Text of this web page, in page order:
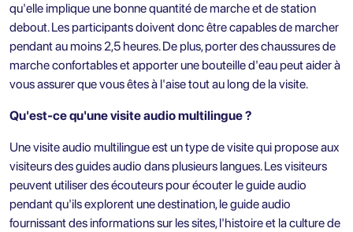
qu'elle implique une bonne quantité de marche et de station
debout. Les participants doivent donc être capables de marcher
pendant au moins 2,5 heures. De plus, porter des chaussures de
marche confortables et apporter une bouteille d'eau peut aider à
vous assurer que vous êtes à l'aise tout au long de la visite.
Qu'est-ce qu'une visite audio multilingue ?
Une visite audio multilingue est un type de visite qui propose aux
visiteurs des guides audio dans plusieurs langues. Les visiteurs
peuvent utiliser des écouteurs pour écouter le guide audio
pendant qu'ils explorent une destination, le guide audio
fournissant des informations sur les sites, l'histoire et la culture de